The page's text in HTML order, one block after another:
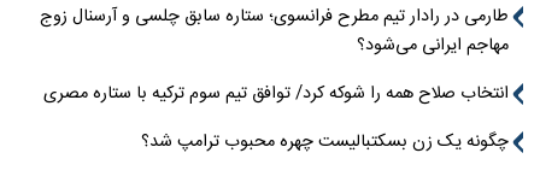
طارمی در رادار تیم مطرح فرانسوی؛ ستاره سابق چلسی و آرسنال زوج
مهاجم ایرانی می‌شود؟
انتخاب صلاح همه را شوکه کرد/ توافق تیم سوم ترکیه با ستاره مصری
چگونه یک زن بسکتبالیست چهره محبوب ترامپ شد؟